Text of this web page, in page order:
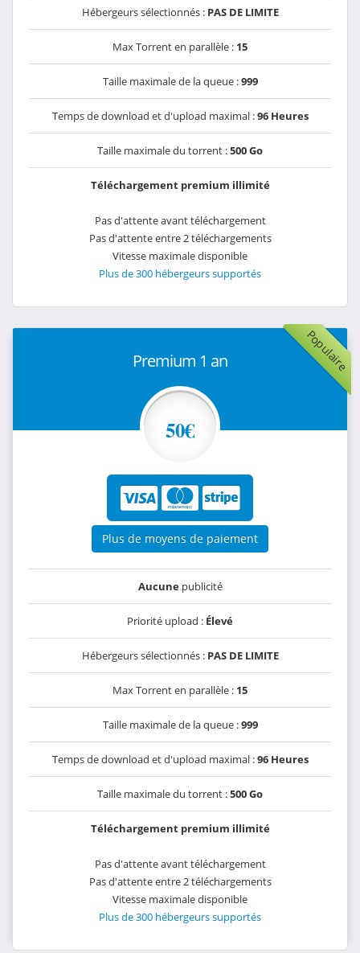
Hébergeurs sélectionnés : PAS DE LIMITE
Max Torrent en parallèle : 15
Taille maximale de la queue :999
Temps de download et d'upload maximal :96 Heures
Taille maximale du torrent :500 Go
Téléchargement premium illimité
Pas d'attente avant téléchargement
Pas d'attente entre 2 téléchargements
Vitesse maximale disponible
Plus de 300 hébergeurs supportés
Populaire
Premium 1 an
50€
Plus de moyens de paiement
Aucunepublicité
Priorité upload : Élevé
Hébergeurs sélectionnés : PAS DE LIMITE
Max Torrent en parallèle : 15
Taille maximale de la queue :999
Temps de download et d'upload maximal :96 Heures
Taille maximale du torrent :500 Go
Téléchargement premium illimité
Pas d'attente avant téléchargement
Pas d'attente entre 2 téléchargements
Vitesse maximale disponible
Plus de 300 hébergeurs supportés